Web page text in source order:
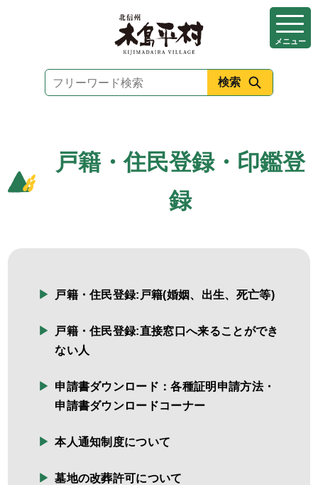
メニュー
戸籍・住民登録・印鑑登
録
戸籍・住民登録:戸籍(婚姻、出生、死亡等)
戸籍・住民登録:直接窓口へ来ることができ
ない人
申請書ダウンロード：各種証明申請方法・
申請書ダウンロードコーナー
本人通知制度について
墓地の改葬許可について